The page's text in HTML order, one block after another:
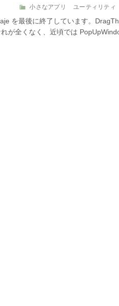
カ
ゴ
リ
小さなアプリ ユーティリティ
を最後に終了しています。
が全くなく、近頃では